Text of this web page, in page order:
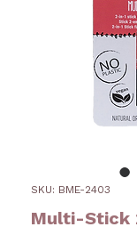
SKU: BME-2403
Multi-Stick